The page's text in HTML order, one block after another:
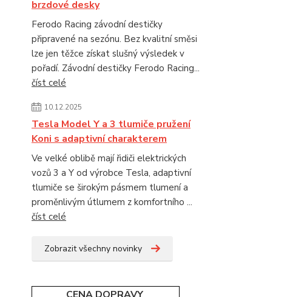
brzdové desky
Ferodo Racing závodní destičky
připravené na sezónu. Bez kvalitní směsi
lze jen těžce získat slušný výsledek v
pořadí. Závodní destičky Ferodo Racing...
číst celé
10.12.2025
Tesla Model Y a 3 tlumiče pružení
Koni s adaptivní charakterem
Ve velké oblibě mají řidiči elektrických
vozů 3 a Y od výrobce Tesla, adaptivní
tlumiče se širokým pásmem tlumení a
proměnlivým útlumem z komfortního ...
číst celé
Zobrazit všechny novinky
CENA DOPRAVY